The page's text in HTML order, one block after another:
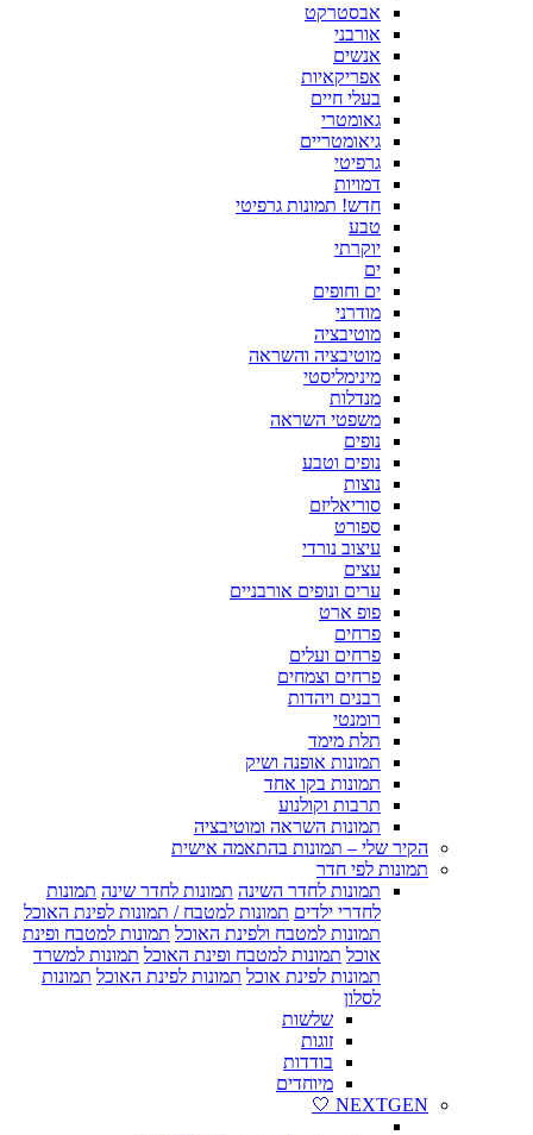
אבסטרקט
אורבני
אנשים
אפריקאיות
בעלי חיים
גאומטרי
גיאומטריים
גרפיטי
דמויות
חדש! תמונות גרפיטי
טבע
יוקרתי
ים
ים וחופים
מודרני
מוטיבציה
מוטיבציה והשראה
מינימליסטי
מנדלות
משפטי השראה
נופים
נופים וטבע
נוצות
סוריאליזם
ספורט
עיצוב נורדי
עצים
ערים ונופים אורבניים
פופ ארט
פרחים
פרחים ועלים
פרחים וצמחים
רבנים ויהדות
רומנטי
תלת מימד
תמונות אופנה ושיק
תמונות בקו אחד
תרבות וקולנוע
תמונות השראה ומוטיבציה
הקיר שלי – תמונות בהתאמה אישית
תמונות לפי חדר
תמונות לחדר השינה תמונות לחדר שינה תמונות
לחדרי ילדים תמונות למטבח / תמונות לפינת האוכל
תמונות למטבח ולפינת האוכל תמונות למטבח ופינת
אוכל תמונות למטבח ופינת האוכל תמונות למשרד
תמונות לפינת אוכל תמונות לפינת האוכל תמונות
לסלון
שלשות
זוגות
בודדות
מיוחדים
NEXTGEN 🤍